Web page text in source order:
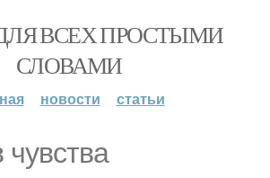
ВСЕХ ПРОСТЫМИ
СЛОВАМИ
новости статьи
чувства